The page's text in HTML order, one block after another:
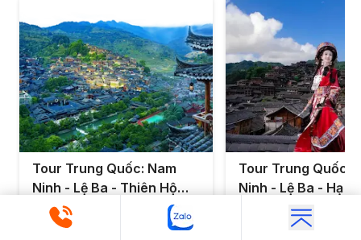
Tour Trung Quốc: Nam
Ninh - Lệ Ba - Thiên Hộ
Miêu Trại - Trấn Viễn 4
ngày 3 đêm từ Hà Nội -
4.9(388 + đã đặt chỗ
Tour Trung Quốc:
Ninh - Lệ Ba - Hạ
Trấn - Trấn Viễn
- Thiên Hộ Miêu
406)|2707